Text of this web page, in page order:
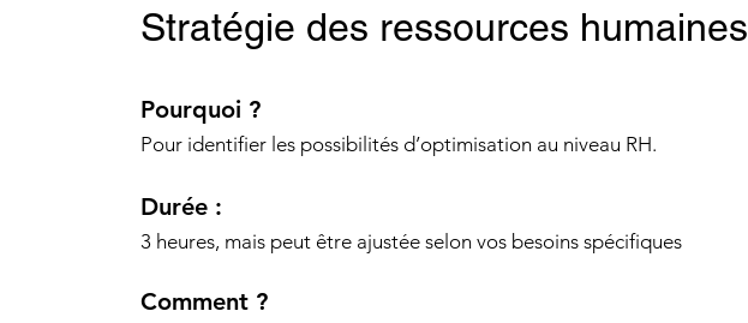
Stratégie des ressources humaines
Pourquoi ?
Pour identifier les possibilités d’optimisation au niveau RH.
Durée :
3 heures, mais peut être ajustée selon vos besoins spécifiques
Comment ?